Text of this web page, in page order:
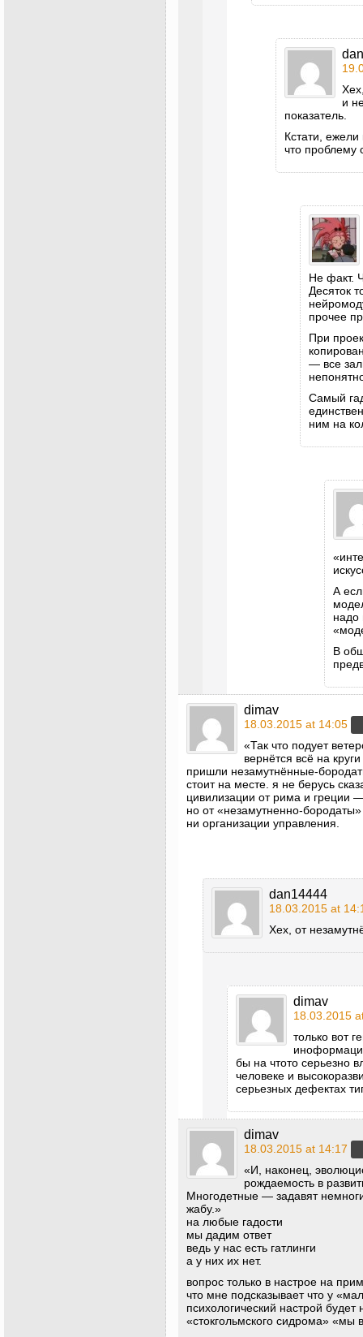
и
показатель.
Кстати,
что проблему
Не факт.
Десяток
прочее
При
— все
Самый
ним на
А
надо
В
dimav
18.03.2015 at 14:05
«Так что подует
вернётся всё на
пришли незамутнённые-
стоит на месте. я не берусь
цивилизации от рима и греции
но от «незамутненно-
ни организации управления.
dan14444
18.03.2015 at
Хех, от
dimav
18.03.2015
только вот
бы на чтото серьезно
человеке и
серьезных дефектах
dimav
18.03.2015 at 14:17
«И, наконец,
рождаемость в
Многодетные — задавят
жабу.»
на любые гадости
мы дадим ответ
ведь у нас есть гатлинги
а у них их нет.
вопрос только в настрое на
что мне подсказывает что у
психологический настрой
«стокгольмского сидрома»